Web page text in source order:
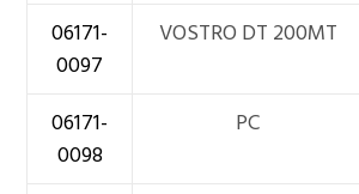
06171-
0097
VOSTRO DT 200MT
06171-
0098
PC